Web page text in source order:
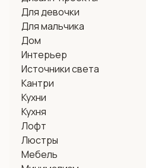
Для девочки
Для мальчика
Дом
Интерьер
Источники света
Кантри
Кухни
Кухня
Лофт
Люстры
Мебель